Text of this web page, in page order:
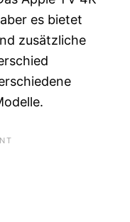
es bietet
zusätzliche